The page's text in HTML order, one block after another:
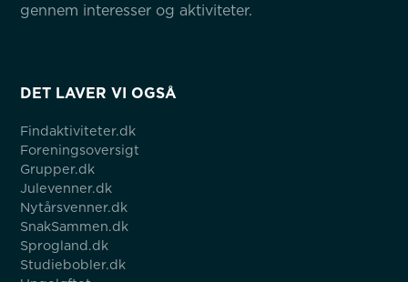
gennem interesser og aktiviteter.
DET LAVER VI OGSÅ
Findaktiviteter.dk
Foreningsoversigt
Grupper.dk
Julevenner.dk
Nytårsvenner.dk
SnakSammen.dk
Sprogland.dk
Studiebobler.dk